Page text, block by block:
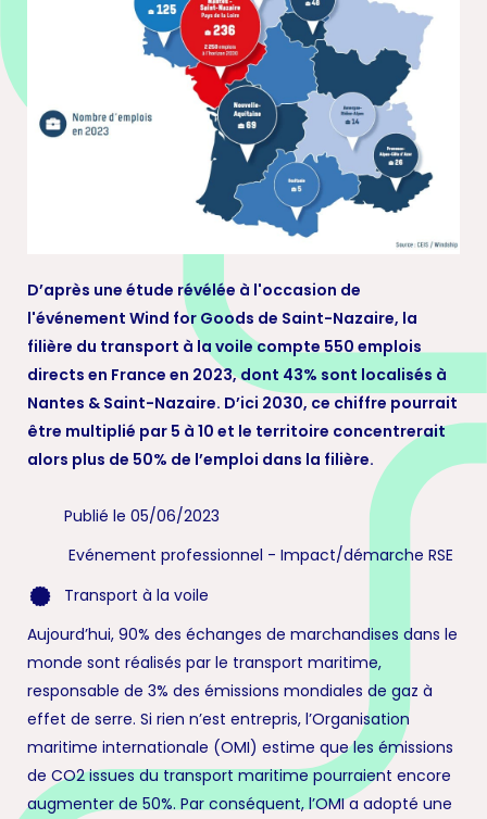
D’après une étude révélée à l'occasion de
l'événement Wind for Goods de Saint-Nazaire, la
filière du transport à la voile compte 550 emplois
directs en France en 2023, dont 43% sont localisés à
Nantes & Saint-Nazaire. D’ici 2030, ce chiffre pourrait
être multiplié par 5 à 10 et le territoire concentrerait
alors plus de 50% de l’emploi dans la filière.
Publié le 05/06/2023
Evénement professionnel - Impact/démarche RSE
Transport à la voile
Aujourd’hui, 90% des échanges de marchandises dans le
monde sont réalisés par le transport maritime,
responsable de 3% des émissions mondiales de gaz à
effet de serre. Si rien n’est entrepris, l’Organisation
maritime internationale (OMI) estime que les émissions
de CO2 issues du transport maritime pourraient encore
augmenter de 50%. Par conséquent, l’OMI a adopté une